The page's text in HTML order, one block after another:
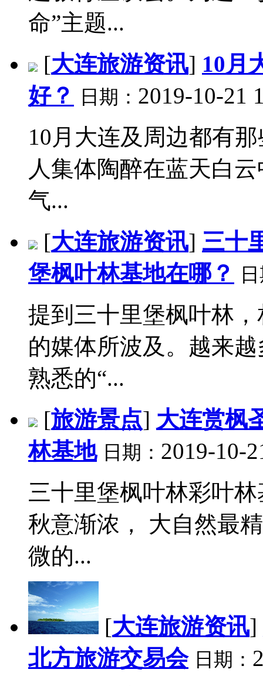
命”主题...
[大连旅游资讯] 10月
好？
日期： 2019-10-21
10月大连及周边都有
人集体陶醉在蓝天白
气...
[大连旅游资讯] 三十
堡枫叶林基地在哪？
提到三十里堡枫叶林
的媒体所波及。越来
熟悉的“...
[旅游景点] 大连赏枫
林基地 日期： 2019-10-
三十里堡枫叶林彩叶
秋意渐浓， 大自然最
微的...
[大连旅游资讯]
北方旅游交易会 日期：